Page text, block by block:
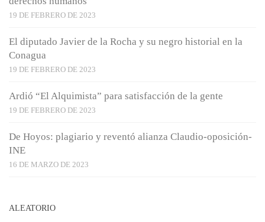
19 DE FEBRERO DE 2023
El diputado Javier de la Rocha y su negro historial en la
Conagua
19 DE FEBRERO DE 2023
Ardió “El Alquimista” para satisfacción de la gente
19 DE FEBRERO DE 2023
De Hoyos: plagiario y reventó alianza Claudio-oposición-
INE
16 DE MARZO DE 2023
ALEATORIO